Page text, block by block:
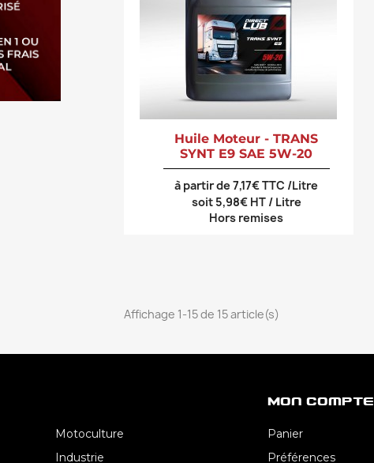
Huile Moteur - TRANS
SYNT E9 SAE 5W-20
à partir de 7,17€ TTC /Litre
soit 5,98€ HT / Litre
Hors remises
Affichage 1-15 de 15 article(s)
Motoculture
Industrie
Mon Compte
Panier
Préférences